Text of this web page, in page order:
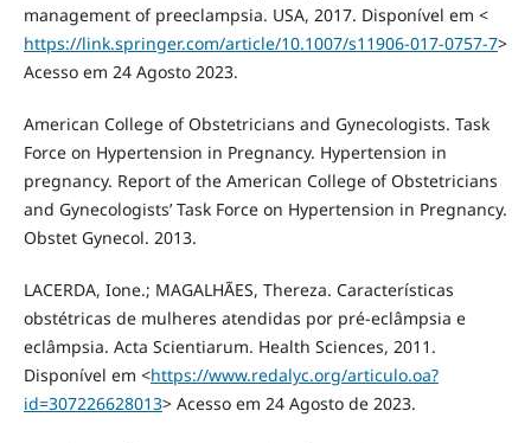
management of preeclampsia. USA, 2017. Disponível em <
https://link.springer.com/article/10.1007/s11906-017-0757-7>
Acesso em 24 Agosto 2023.
American College of Obstetricians and Gynecologists. Task
Force on Hypertension in Pregnancy. Hypertension in
pregnancy. Report of the American College of Obstetricians
and Gynecologists’ Task Force on Hypertension in Pregnancy.
Obstet Gynecol. 2013.
LACERDA, Ione.; MAGALHÃES, Thereza. Características
obstétricas de mulheres atendidas por pré-eclâmpsia e
eclâmpsia. Acta Scientiarum. Health Sciences, 2011.
Disponível em <https://www.redalyc.org/articulo.oa?
id=307226628013> Acesso em 24 Agosto de 2023.